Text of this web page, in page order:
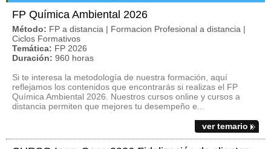
FP Química Ambiental 2026
Método: FP a distancia | Formacion Profesional a distancia |
Ciclos Formativos
Temática: FP 2026
Duración: 960 horas
Si te interesa la metodología de nuestra formación, aquí
reflejamos los contenidos que encontrarás si realizas el FP
Química Ambiental 2026. Nuestros cursos online y cursos a
distancia permiten que mejores tu desempeño e...
ver temario